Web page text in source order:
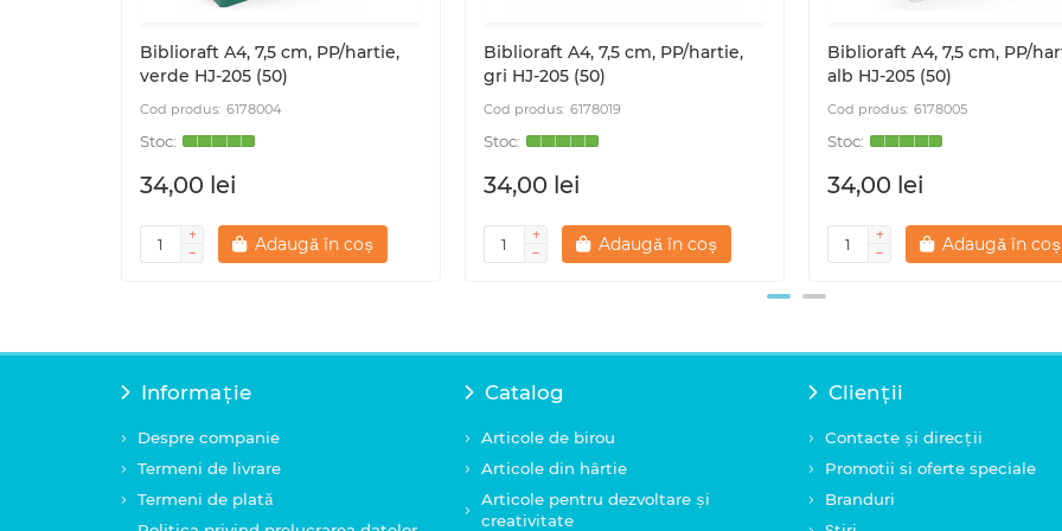
Biblioraft A4, 7,5 cm, PP/hartie,
verde HJ-205 (50)
6178004
34,00 lei
Adaugă în coș
Biblioraft A4, 7,5 cm, PP/hartie,
gri HJ-205 (50)
6178019
34,00 lei
Adaugă în coș
Biblioraft A4, 7,5 cm, PP/
alb HJ-205 (50)
6178005
34,00 lei
Adaugă în coș
Informație
Despre companie
Termeni de livrare
Termeni de plată
Catalog
Articole de birou
Articole din hârtie
Articole pentru dezvoltare și
creativitate
Clienții
Contacte și direcții
Promotii si oferte speciale
Branduri